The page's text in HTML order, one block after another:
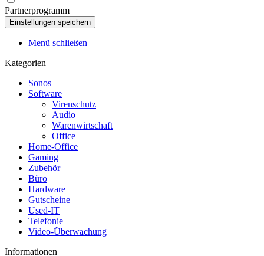
Partnerprogramm
Menü schließen
Kategorien
Sonos
Software
Virenschutz
Audio
Warenwirtschaft
Office
Home-Office
Gaming
Zubehör
Büro
Hardware
Gutscheine
Used-IT
Telefonie
Video-Überwachung
Informationen